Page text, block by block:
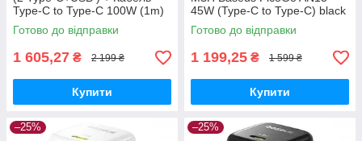
Type-C to Type-C 100W (1m)
white
Готово до відправки
1 605,27 ₴ 2 199 ₴
Купити
45W (Type-C to Type-C) black
Готово до відправки
1 199,25 ₴ 1 599 ₴
Купити
–25% –25%